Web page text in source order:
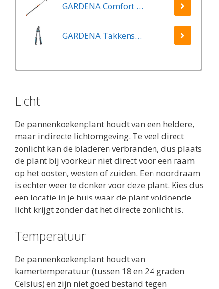
GARDENA Comfort Takkenschaar StarCut 160 - Snoeischaar - Reikwijdte ca. 3.5 m - Max Knipdiameter 32 mm
GARDENA Takkenschaar EasyCut 500 B EasyCut
Licht
De pannenkoekenplant houdt van een heldere,
maar indirecte lichtomgeving. Te veel direct
zonlicht kan de bladeren verbranden, dus plaats
de plant bij voorkeur niet direct voor een raam
op het oosten, westen of zuiden. Een noordraam
is echter weer te donker voor deze plant. Kies dus
een locatie in je huis waar de plant voldoende
licht krijgt zonder dat het directe zonlicht is.
Temperatuur
De pannenkoekenplant houdt van
kamertemperatuur (tussen 18 en 24 graden
Celsius) en zijn niet goed bestand tegen